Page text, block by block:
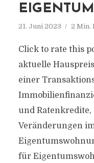
21. Juni 2023 2 Min.
Click to rate this
aktuelle
einer
und Ratenkredite,
Veränderungen
für